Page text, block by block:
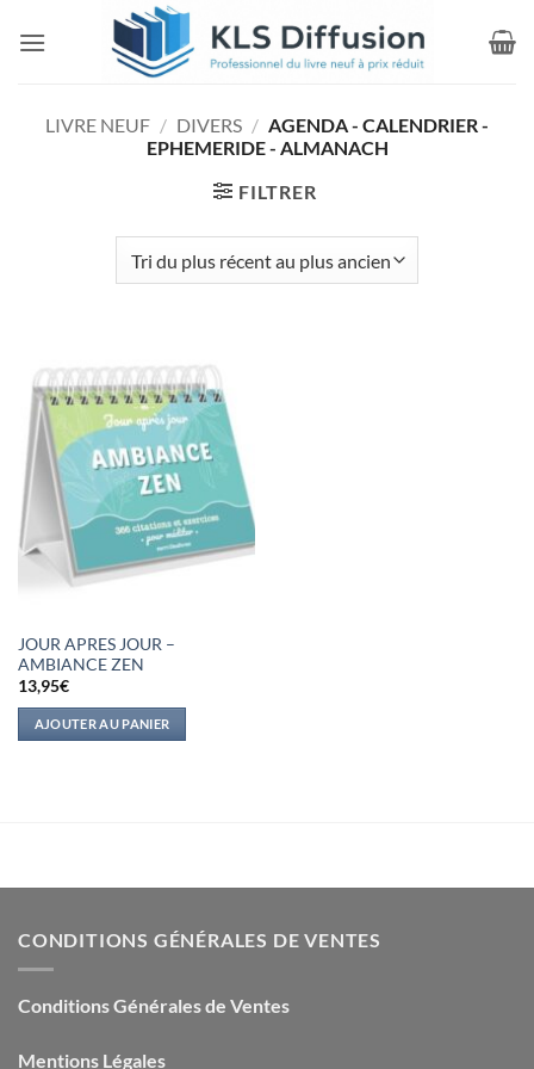
LIVRE NEUF / DIVERS / AGENDA - CALENDRIER -
EPHEMERIDE - ALMANACH
FILTRER
JOUR APRES JOUR –
AMBIANCE ZEN
13,95€
AJOUTER AU PANIER
CONDITIONS GÉNÉRALES DE VENTES
Conditions Générales de Ventes
Mentions Légales